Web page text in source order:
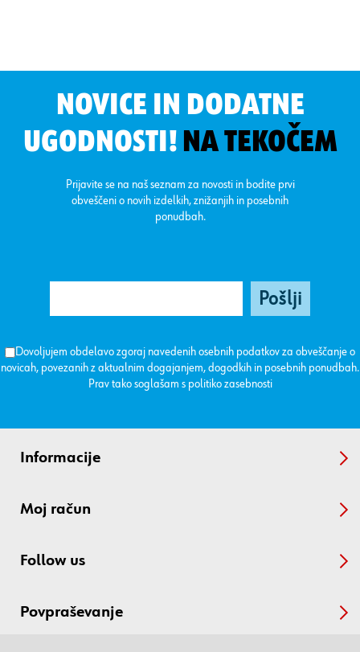
NOVICE IN DODATNE
UGODNOSTI! NA TEKOČEM
Prijavite se na naš seznam za novosti in bodite prvi
obveščeni o novih izdelkih, znižanjih in posebnih
ponudbah.
Dovoljujem obdelavo zgoraj navedenih osebnih podatkov za obveščanje o
novicah, povezanih z aktualnim dogajanjem, dogodkih in posebnih ponudbah.
Prav tako soglašam s politiko zasebnosti
Informacije
Moj račun
Follow us
Povpraševanje